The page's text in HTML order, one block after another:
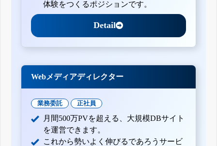
体験をつくるポジションです。
Detail
Webメディアディレクター
業務委託 正社員
月間500万PVを超える、大規模DBサイト
を運営できます。
これから勢いよく伸びるであろうサービ